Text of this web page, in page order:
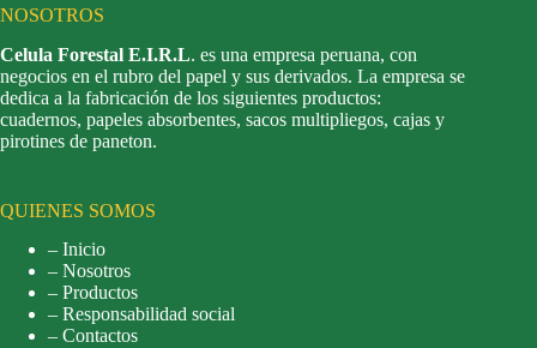
NOSOTROS
Celula Forestal E.I.R.L. es una empresa peruana, con
negocios en el rubro del papel y sus derivados. La empresa se
dedica a la fabricación de los siguientes productos:
cuadernos, papeles absorbentes, sacos multipliegos, cajas y
pirotines de paneton.
QUIENES SOMOS
– Inicio
– Nosotros
– Productos
– Responsabilidad social
– Contactos